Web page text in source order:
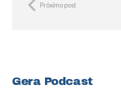
Próximo post
Gera Podcast